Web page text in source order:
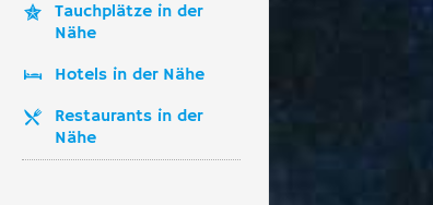
Tauchplätze in der
Nähe
Hotels in der Nähe
Restaurants in der
Nähe